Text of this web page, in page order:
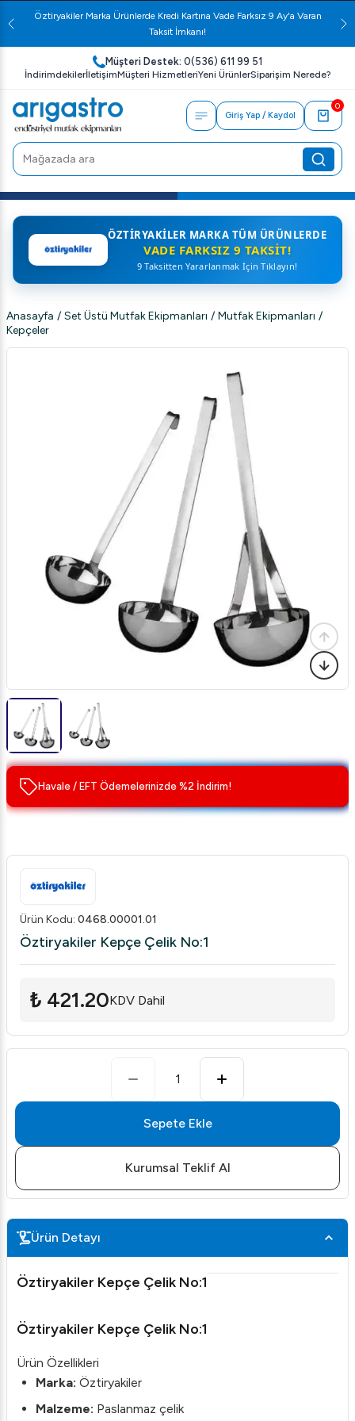
Öztiryakiler Marka Ürünlerde Kredi Kartına Vade Farksız 9 Ay'a Varan
Taksit İmkanı!
Müşteri Destek: 0(536) 611 99 51
İndirimdekilerİletişimMüşteri HizmetleriYeni ÜrünlerSiparişim Nerede?
Giriş Yap / Kaydol
0
ÖZTIRYAKILER MARKA TÜM ÜRÜNLERDE
VADE FARKSIZ 9 TAKSIT!
9 Taksitten Yararlanmak İçin Tıklayın!
Anasayfa / Set Üstü Mutfak Ekipmanları / Mutfak Ekipmanları /
Kepçeler
Havale / EFT Ödemelerinizde %2 İndirim!
Ürün Kodu: 0468.00001.01
Öztiryakiler Kepçe Çelik No:1
₺ 421.20KDV Dahil
1
Sepete Ekle
Kurumsal Teklif Al
Ürün Detayı
Öztiryakiler Kepçe Çelik No:1
Öztiryakiler Kepçe Çelik No:1
Ürün Özellikleri
Marka: Öztiryakiler
Malzeme: Paslanmaz çelik